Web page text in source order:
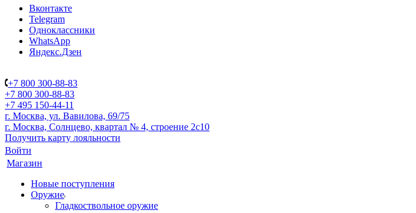
Вконтакте
Telegram
Одноклассники
WhatsApp
Яндекс.Дзен
+7 800 300-88-83
+7 800 300-88-83
+7 495 150-44-11
г. Москва, ул. Вавилова, 69/75
г. Москва, Солнцево, квартал № 4, строение 2с10
Получить карту лояльности
Войти
Магазин
Новые поступления
Оружие
Гладкоствольное оружие